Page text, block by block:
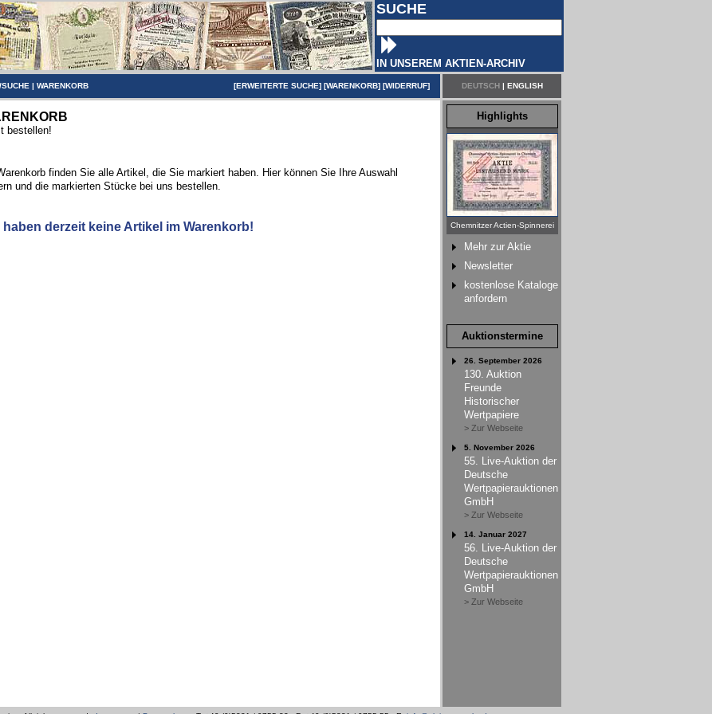
SUCHE
IN UNSEREM AKTIEN-ARCHIV
| WARENKORB [ERWEITERTE SUCHE] [WARENKORB] [WIDERRUF] DEUTSCH| ENGLISH
bestellen!
finden Sie alle Artikel, die Sie markiert haben. Hier können Sie Ihre Auswahl
und die markierten Stücke bei uns bestellen.
haben derzeit keine Artikel im Warenkorb!
Highlights
Chemnitzer Actien-Spinnerei
Mehr zur Aktie
Newsletter
kostenlose Kataloge
anfordern
Auktionstermine
26. September 2026
130. Auktion
Freunde
Historischer
Wertpapiere
> Zur Webseite
5. November 2026
55. Live-Auktion der
Deutsche
Wertpapierauktionen
GmbH
> Zur Webseite
14. Januar 2027
56. Live-Auktion der
Deutsche
Wertpapierauktionen
GmbH
> Zur Webseite